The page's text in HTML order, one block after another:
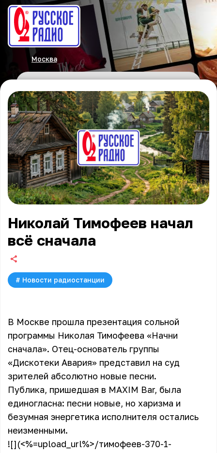
Москва
Николай Тимофеев начал
всё сначала
# Новости радиостанции
В Москве прошла презентация сольной
программы Николая Тимофеева «Начни
сначала». Отец-основатель группы
«Дискотеки Авария» представил на суд
зрителей абсолютно новые песни.
Публика, пришедшая в MAXIM Bar, была
единогласна: песни новые, но харизма и
безумная энергетика исполнителя остались
неизменными.
![](<%=upload_url%>/тимофеев-370-1-